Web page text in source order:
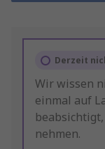
Derzeit
Wir wissen
einmal auf
nehmen.